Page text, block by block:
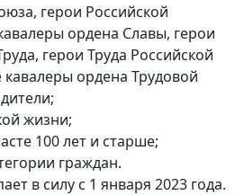
герои Российской
ордена Славы, герои
герои Труда Российской
ордена Трудовой
жизни;
100 лет и старше;
граждан.
в силу с 1 января 2023 года.